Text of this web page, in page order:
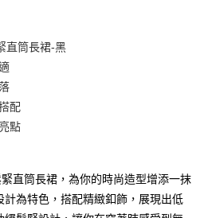
元即享免運服務，未滿則另收
直筒長裙-黑
配
點
直筒長裙，為你的時尚造型增添一抹
為特色，搭配精緻釦飾，展現出低